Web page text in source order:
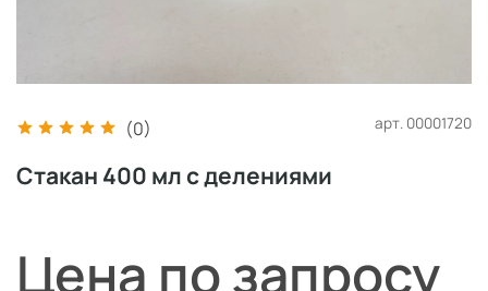
(0) арт. 00001720
Стакан 400 мл с делениями
Цена по запросу